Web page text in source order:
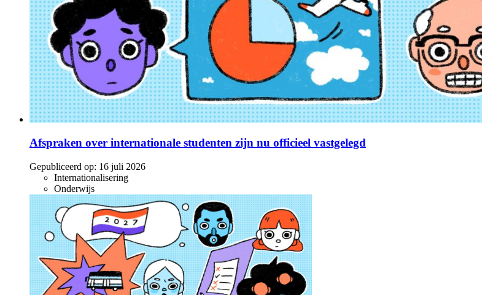
Afspraken over internationale studenten zijn nu officieel vastgelegd
Gepubliceerd op: 16 juli 2026
Internationalisering
Onderwijs